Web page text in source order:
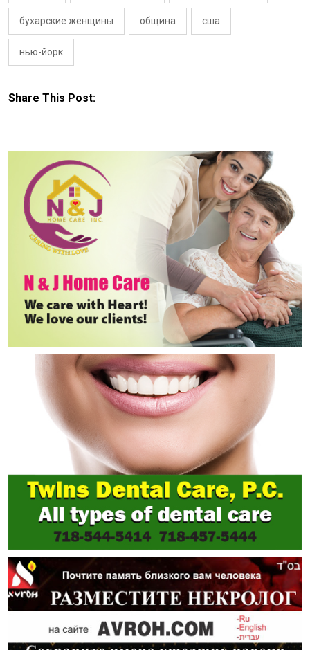
бухарские женщины община сша
нью-йорк
Share This Post: